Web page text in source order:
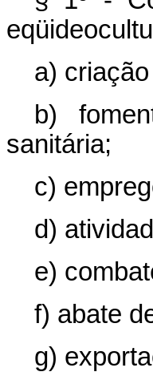
a)
b)
sanitária;
c)
d)
e)
f) abate
g)